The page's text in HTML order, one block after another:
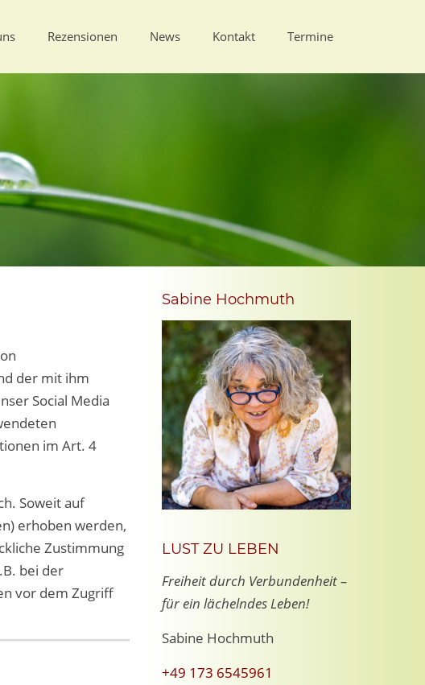
Rezensionen News Kontakt Termine
der mit ihm
Social Media
im Art. 4
Soweit auf
erhoben werden,
Zustimmung
bei der
vor dem Zugriff
Sabine Hochmuth
LUST ZU LEBEN
Freiheit durch Verbundenheit –
für ein lächelndes Leben!
Sabine Hochmuth
+49 173 6545961